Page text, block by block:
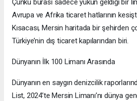
Çünkü burası sadece yükün geldiği bir
Avrupa ve Afrika ticaret hatlarının
Kısacası, Mersin haritada bir şehirden
Türkiye’nin dış ticaret kapılarından biri.
Dünyanın İlk 100 Limanı Arasında
Dünyanın en saygın denizcilik
List, 2024’te Mersin Limanı’nı dünya